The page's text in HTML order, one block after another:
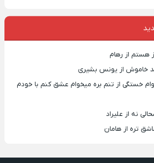
هستم از رهام
خاموش از یونس بشیری
خستگی از تنم بره میخوام عشق کنم با خودم
نه از علیراد
تره از هامان